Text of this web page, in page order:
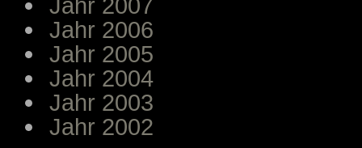
Jahr 2007
Jahr 2006
Jahr 2005
Jahr 2004
Jahr 2003
Jahr 2002